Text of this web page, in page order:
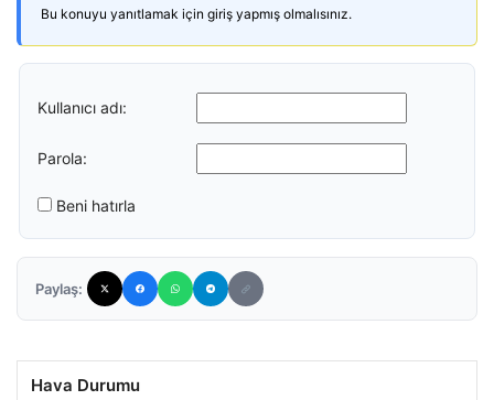
Bu konuyu yanıtlamak için giriş yapmış olmalısınız.
Kullanıcı adı:
Parola:
Beni hatırla
Paylaş:
Hava Durumu